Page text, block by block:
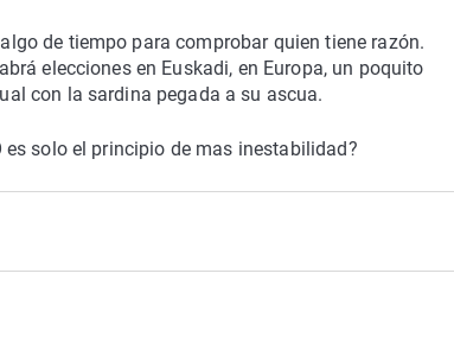
de tiempo para comprobar quien tiene razón.
elecciones en Euskadi, en Europa, un poquito
con la sardina pegada a su ascua.
solo el principio de mas inestabilidad?